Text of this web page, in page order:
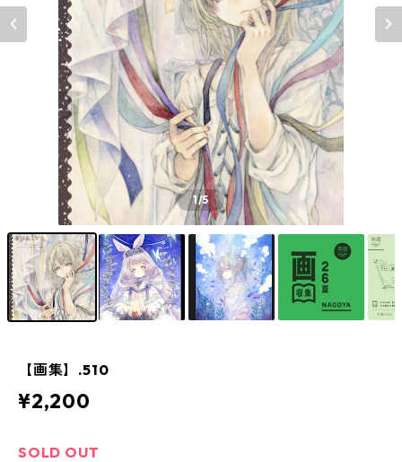
1/5
【画集】.510
¥2,200
SOLD OUT